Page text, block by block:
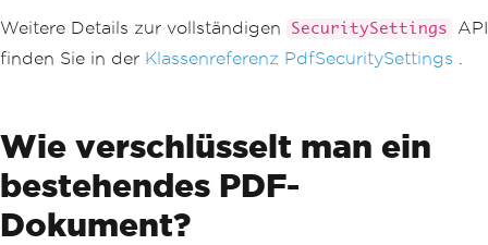
Weitere Details zur vollständigen SecuritySettings
API
finden Sie in der Klassenreferenz PdfSecuritySettings
Wie verschlüsselt man ein
bestehendes PDF-
Dokument?